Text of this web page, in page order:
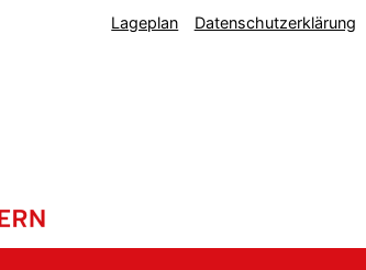
Lageplan Datenschutzerklärung